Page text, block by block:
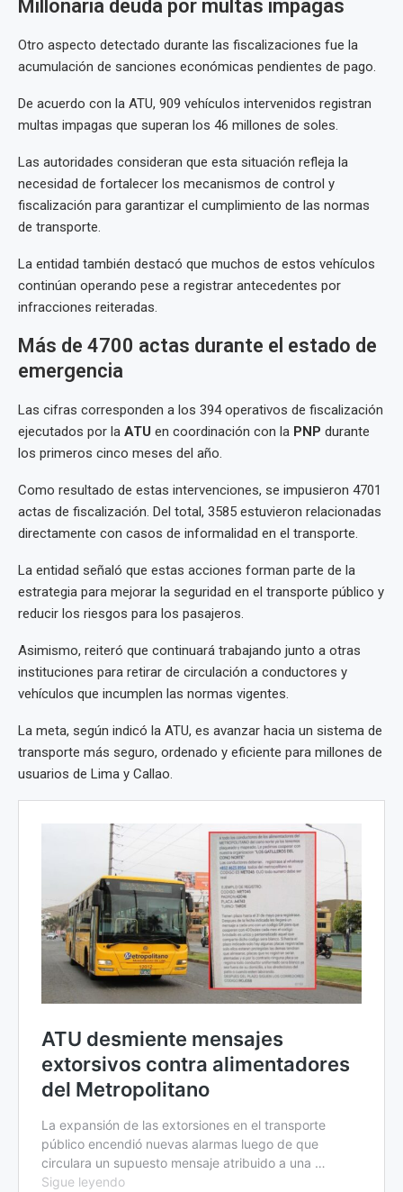
Millonaria deuda por multas impagas
Otro aspecto detectado durante las fiscalizaciones fue la
acumulación de sanciones económicas pendientes de pago.
De acuerdo con la ATU, 909 vehículos intervenidos registran
multas impagas que superan los 46 millones de soles.
Las autoridades consideran que esta situación refleja la
necesidad de fortalecer los mecanismos de control y
fiscalización para garantizar el cumplimiento de las normas
de transporte.
La entidad también destacó que muchos de estos vehículos
continúan operando pese a registrar antecedentes por
infracciones reiteradas.
Más de 4700 actas durante el estado de
emergencia
Las cifras corresponden a los 394 operativos de fiscalización
ejecutados por la ATU en coordinación con la PNP durante
los primeros cinco meses del año.
Como resultado de estas intervenciones, se impusieron 4701
actas de fiscalización. Del total, 3585 estuvieron relacionadas
directamente con casos de informalidad en el transporte.
La entidad señaló que estas acciones forman parte de la
estrategia para mejorar la seguridad en el transporte público y
reducir los riesgos para los pasajeros.
Asimismo, reiteró que continuará trabajando junto a otras
instituciones para retirar de circulación a conductores y
vehículos que incumplen las normas vigentes.
La meta, según indicó la ATU, es avanzar hacia un sistema de
transporte más seguro, ordenado y eficiente para millones de
usuarios de Lima y Callao.